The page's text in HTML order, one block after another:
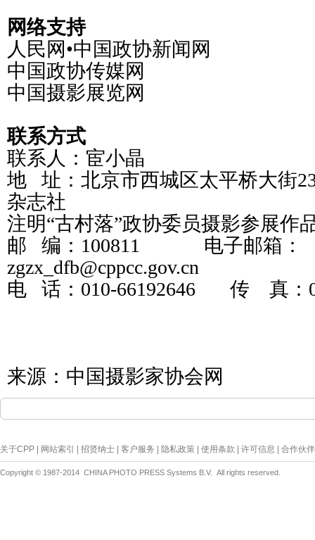
网络支持
人民网•中国政协新闻网
中国政协传媒网
中国摄影展览网
联系方式
联系人：宦小晶
地 址：北京市西城区太平桥大街
杂志社
注明“古村落”政协委员摄影参展
邮 编：100811 电子邮箱：
zgzx_dfb@cppcc.gov.cn
电 话：010-66192646 传 真：
来源：中国摄影家协会网
关于CPP | 网站索引 | 招贤纳士 | 客户服务 | 隐私政策 | 使用条款 | 许可信息 | 合作伙伴
Copyright © 1987-2014 CHINA PHOTO PRESS Systems B.V. All rights reserved.